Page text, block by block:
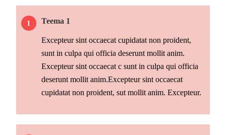
Teema 1
Excepteur sint occaecat cupidatat non proident,
sunt in culpa qui officia deserunt mollit anim.
Excepteur sint occaecat c sunt in culpa qui officia
deserunt mollit anim.Excepteur sint occaecat
cupidatat non proident, sut mollit anim. Excepteur.